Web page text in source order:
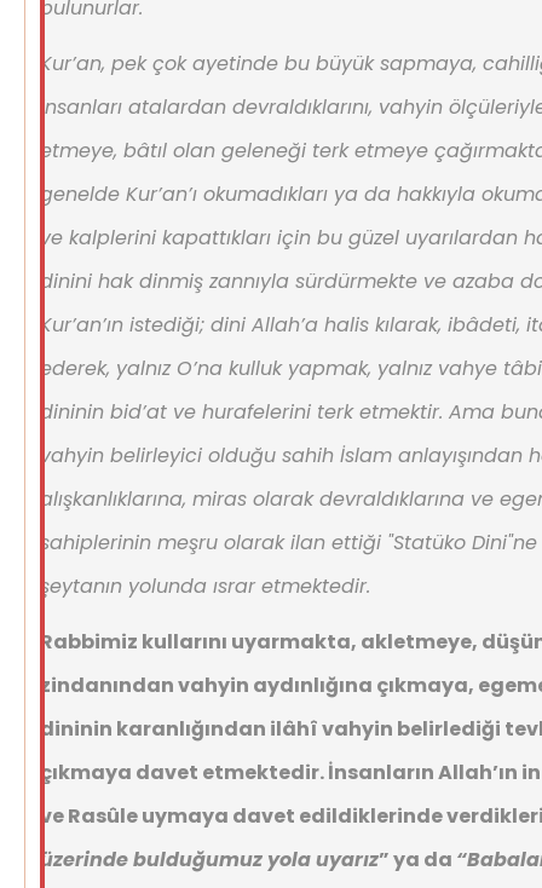
bulunurlar.
Kur’an, pek çok ayetinde bu büyük sapmaya,
insanları atalardan devraldıklarını, vahyin
etmeye, bâtıl olan geleneği terk etmeye
genelde Kur’an’ı okumadıkları ya da hakkıyla
ve kalplerini kapattıkları için bu güzel uyarılardan
dinini hak dinmiş zannıyla sürdürmekte ve azaba
Kur’an’ın istediği; dini Allah’a halis kılarak,
ederek, yalnız O’na kulluk yapmak, yalnız vahye
dininin bid’at ve hurafelerini terk etmektir. Ama
vahyin belirleyici olduğu sahih İslam anlayışından
alışkanlıklarına, miras olarak devraldıklarına ve
sahiplerinin meşru olarak ilan ettiği "Statüko
şeytanın yolunda ısrar etmektedir.
Rabbimiz kullarını uyarmakta, akletmeye,
zindanından vahyin aydınlığına çıkmaya,
dininin karanlığından ilâhî vahyin belirlediği
çıkmaya davet etmektedir. İnsanların Allah’ın
ve Rasûle uymaya davet edildiklerinde
üzerinde bulduğumuz yola uyarız” ya da